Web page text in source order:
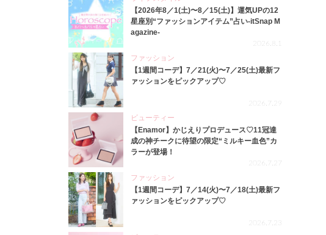
【2026年8／1(土)〜8／15(土)】運気UPの12
星座別“ファッションアイテム”占い-itSnap M
agazine-
2026.8.1
ファッション
【1週間コーデ】7／21(火)〜7／25(土)最新フ
ァッションをピックアップ♡
2026.7.29
ビューティー
【Enamor】かじえりプロデュース♡11冠達
成の神チークに待望の限定“ミルキー血色”カ
ラーが登場！
2026.7.27
ファッション
【1週間コーデ】7／14(火)〜7／18(土)最新フ
ァッションをピックアップ♡
2026.7.23